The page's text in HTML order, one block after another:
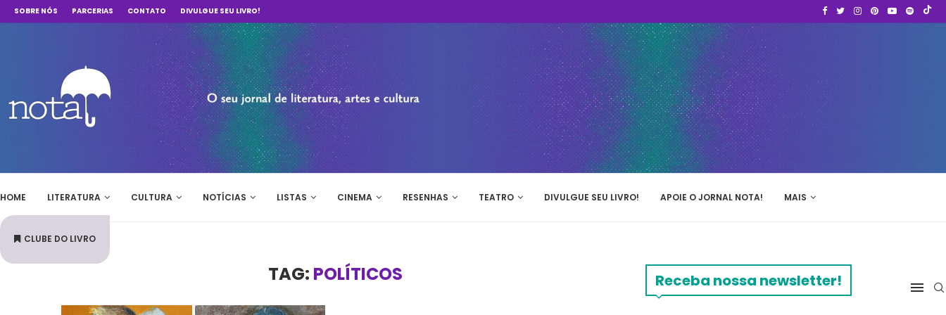
SOBRE NÓS PARCERIAS CONTATO DIVULGUE SEU LIVRO!
HOME LITERATURA CULTURA NOTÍCIAS LISTAS CINEMA RESENHAS TEATRO DIVULGUE SEU LIVRO! APOIE O JORNAL NOTA! MAIS
CLUBE DO LIVRO
TAG: POLÍTICOS Receba nossa newsletter!